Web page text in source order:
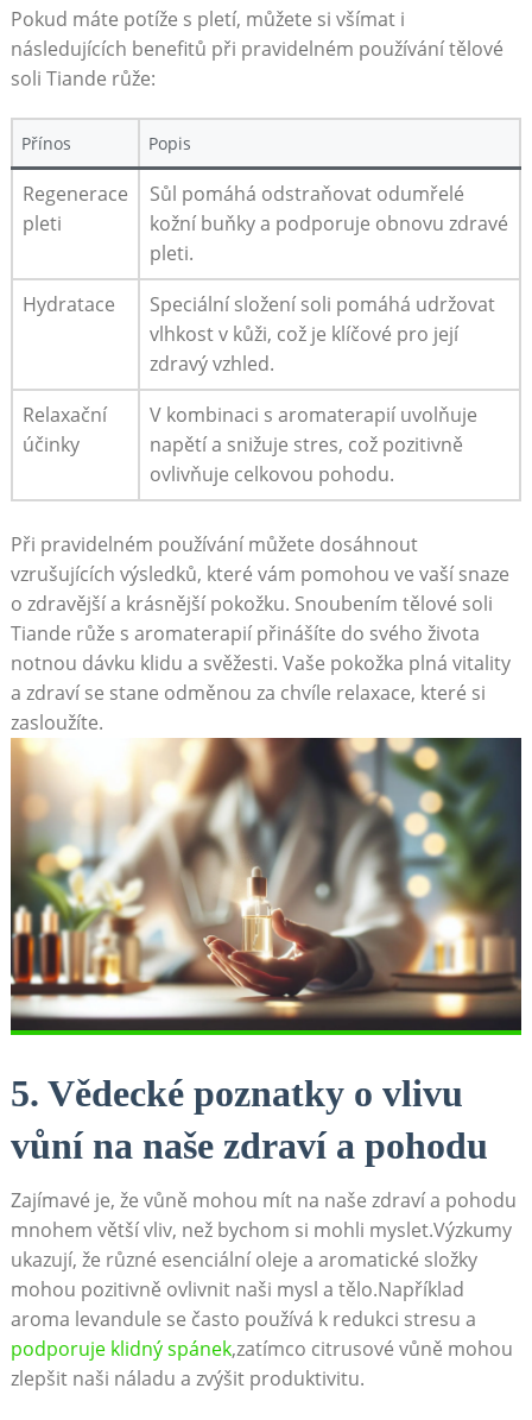
Pokud máte potíže s pletí,⁣ můžete si všímat i
‍následujících benefitů při ​pravidelném ⁢používání‍ tělové
soli⁣ Tiande růže:
Přínos Popis
Regenerace
pleti
Sůl⁢ pomáhá ⁣odstraňovat odumřelé
⁣kožní buňky a podporuje obnovu zdravé
pleti.
Hydratace
Speciální‌ složení soli pomáhá udržovat
⁣vlhkost v kůži, což je klíčové pro její
‍zdravý ⁣vzhled.
Relaxační
‍účinky
V kombinaci ​s aromaterapií uvolňuje
napětí a snižuje ​stres, což pozitivně
ovlivňuje celkovou pohodu.
Při​ pravidelném používání ​můžete dosáhnout
vzrušujících výsledků, které vám pomohou ve vaší snaze
o zdravější ‌a krásnější pokožku.⁢ Snoubením tělové ⁣soli
Tiande růže s aromaterapií přinášíte‍ do svého života
notnou ‌dávku klidu a ‍svěžesti.⁢ Vaše pokožka‌ plná⁤ vitality​
a⁣ zdraví se stane odměnou za chvíle relaxace, které ‍si
zasloužíte.
5. Vědecké poznatky o⁢ vlivu⁢
vůní na naše zdraví a pohodu
Zajímavé je, že vůně ​mohou mít na naše zdraví a pohodu
mnohem větší ⁤vliv, než bychom‌ si ⁣mohli myslet.Výzkumy
ukazují,‌ že⁣ různé esenciální oleje a aromatické složky
mohou⁤ pozitivně ovlivnit naši ‌mysl a tělo.Například
aroma ‌levandule se⁢ často používá k ⁣redukci‌ stresu a
podporuje klidný spánek,zatímco citrusové vůně mohou
⁤zlepšit ‍naši náladu a zvýšit produktivitu.